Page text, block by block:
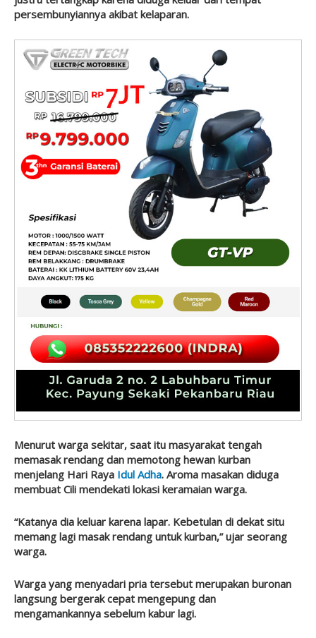
persembunyiannya akibat kelaparan.
Menurut warga sekitar, saat itu masyarakat tengah
memasak rendang dan memotong hewan kurban
menjelang Hari Raya Idul Adha. Aroma masakan diduga
membuat Cili mendekati lokasi keramaian warga.
“Katanya dia keluar karena lapar. Kebetulan di dekat situ
memang lagi masak rendang untuk kurban,” ujar seorang
warga.
Warga yang menyadari pria tersebut merupakan buronan
langsung bergerak cepat mengepung dan
mengamankannya sebelum kabur lagi.